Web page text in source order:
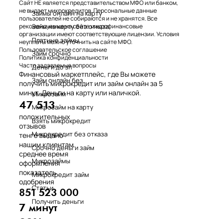
Займы онлайн на карту
Займ на карту без отказа
Платные займы
Займ срочно
Деньги до зп
Займ онлайн без
Микрозайм
Микрозайм на карту
Взять микрокредит
Микрокредит без отказа
Срочно деньги займ
Микрозаймы
Микрокредит займ
Статьи
Получить деньги
Сайт НЕ является представительством МФО или банком,
не выдает микрокредитов. Персональные данные
пользователей не собираются и не хранятся. Все
рекомендуемые на сайте микрофинансовые
организации имеют соответствующие лицензии. Условия
неуплаты можно уточнить на сайте МФО.
Пользовательское соглашение
Политика конфиденциальности
Часто задаваемые вопросы
Финансовый маркетплейс, где Вы можете
получить микрокредит или займ онлайн за 5
минут. Деньги на карту или наличкой.
47 513
положительных
отзывов
тенге выдано
нашим клиентам
среднее время
оформления
показатель
одобрения
851 523 000
7 минут